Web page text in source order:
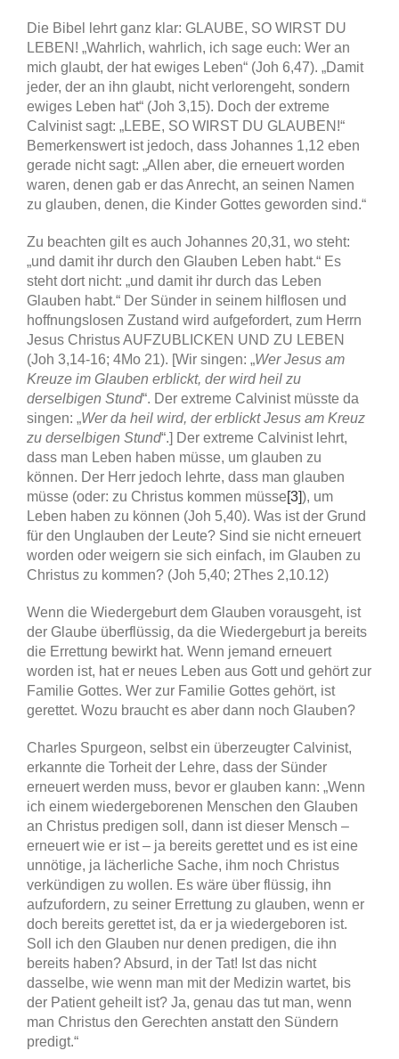
Die Bibel lehrt ganz klar: GLAUBE, SO WIRST DU
LEBEN! „Wahrlich, wahrlich, ich sage euch: Wer an
mich glaubt, der hat ewiges Leben“ (Joh 6,47). „Damit
jeder, der an ihn glaubt, nicht verlorengeht, sondern
ewiges Leben hat“ (Joh 3,15). Doch der extreme
Calvinist sagt: „LEBE, SO WIRST DU GLAUBEN!“
Bemerkenswert ist jedoch, dass Johannes 1,12 eben
gerade nicht sagt: „Allen aber, die erneuert worden
waren, denen gab er das Anrecht, an seinen Namen
zu glauben, denen, die Kinder Gottes geworden sind.“
Zu beachten gilt es auch Johannes 20,31, wo steht:
„und damit ihr durch den Glauben Leben habt.“ Es
steht dort nicht: „und damit ihr durch das Leben
Glauben habt.“ Der Sünder in seinem hilflosen und
hoffnungslosen Zustand wird aufgefordert, zum Herrn
Jesus Christus AUFZUBLICKEN UND ZU LEBEN
(Joh 3,14-16; 4Mo 21). [Wir singen: „Wer Jesus am
Kreuze im Glauben erblickt, der wird heil zu
derselbigen Stund“. Der extreme Calvinist müsste da
singen: „Wer da heil wird, der erblickt Jesus am Kreuz
zu derselbigen Stund“.] Der extreme Calvinist lehrt,
dass man Leben haben müsse, um glauben zu
können. Der Herr jedoch lehrte, dass man glauben
müsse (oder: zu Christus kommen müsse[3]), um
Leben haben zu können (Joh 5,40). Was ist der Grund
für den Unglauben der Leute? Sind sie nicht erneuert
worden oder weigern sie sich einfach, im Glauben zu
Christus zu kommen? (Joh 5,40; 2Thes 2,10.12)
Wenn die Wiedergeburt dem Glauben vorausgeht, ist
der Glaube überflüssig, da die Wiedergeburt ja bereits
die Errettung bewirkt hat. Wenn jemand erneuert
worden ist, hat er neues Leben aus Gott und gehört zur
Familie Gottes. Wer zur Familie Gottes gehört, ist
gerettet. Wozu braucht es aber dann noch Glauben?
Charles Spurgeon, selbst ein überzeugter Calvinist,
erkannte die Torheit der Lehre, dass der Sünder
erneuert werden muss, bevor er glauben kann: „Wenn
ich einem wiedergeborenen Menschen den Glauben
an Christus predigen soll, dann ist dieser Mensch –
erneuert wie er ist – ja bereits gerettet und es ist eine
unnötige, ja lächerliche Sache, ihm noch Christus
verkündigen zu wollen. Es wäre über flüssig, ihn
aufzufordern, zu seiner Errettung zu glauben, wenn er
doch bereits gerettet ist, da er ja wiedergeboren ist.
Soll ich den Glauben nur denen predigen, die ihn
bereits haben? Absurd, in der Tat! Ist das nicht
dasselbe, wie wenn man mit der Medizin wartet, bis
der Patient geheilt ist? Ja, genau das tut man, wenn
man Christus den Gerechten anstatt den Sündern
predigt.“